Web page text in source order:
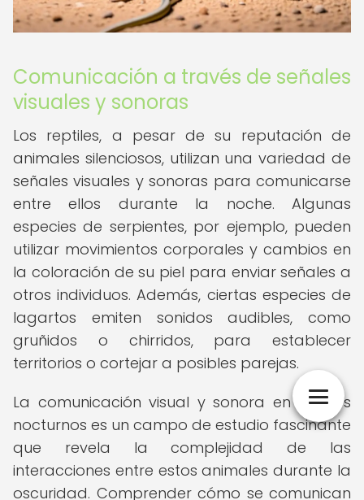
Comunicación a través de señales
visuales y sonoras
Los reptiles, a pesar de su reputación de
animales silenciosos, utilizan una variedad de
señales visuales y sonoras para comunicarse
entre ellos durante la noche. Algunas
especies de serpientes, por ejemplo, pueden
utilizar movimientos corporales y cambios en
la coloración de su piel para enviar señales a
otros individuos. Además, ciertas especies de
lagartos emiten sonidos audibles, como
gruñidos o chirridos, para establecer
territorios o cortejar a posibles parejas.
La comunicación visual y sonora en reptiles
nocturnos es un campo de estudio fascinante
que revela la complejidad de las
interacciones entre estos animales durante la
oscuridad. Comprender cómo se comunican